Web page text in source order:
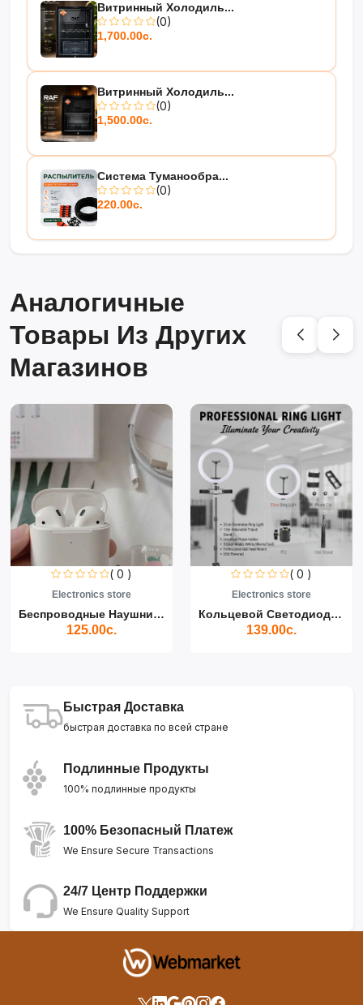
Витринный Холодиль...
(0)
1,700.00с.
Витринный Холодиль...
(0)
1,500.00с.
Система Туманообра...
(0)
220.00с.
Аналогичные
Товары Из Других
Магазинов
( 0 )
Electronics store
Беспроводные Наушники Air...
125.00с.
( 0 )
Electronics store
Кольцевой Светодиодный Св...
139.00с.
Быстрая Доставка
быстрая доставка по всей стране
Подлинные Продукты
100% подлинные продукты
100% Безопасный Платеж
We Ensure Secure Transactions
24/7 Центр Поддержки
We Ensure Quality Support